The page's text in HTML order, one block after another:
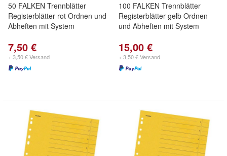
50 FALKEN Trennblätter
Registerblätter rot Ordnen und
Abheften mit System
7,50 €
+ 3,50 € Versand
100 FALKEN Trennblätter
Registerblätter gelb Ordnen
und Abheften mit System
15,00 €
+ 3,50 € Versand